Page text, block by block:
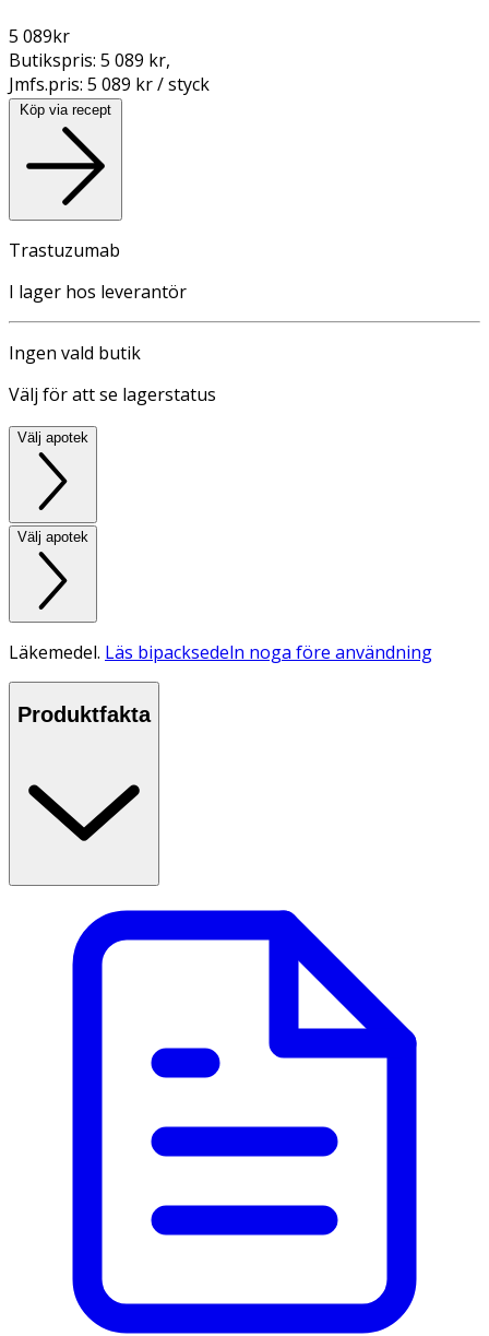
5 089kr
Butikspris: 5 089 kr,
Jmfs.pris: 5 089 kr / styck
Köp via recept
Trastuzumab
I lager hos leverantör
Ingen vald butik
Välj för att se lagerstatus
Välj apotek
Välj apotek
Läkemedel. Läs bipacksedeln noga före användning
Produktfakta